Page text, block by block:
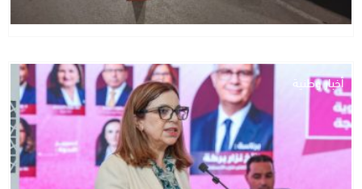
أخبار وطنية